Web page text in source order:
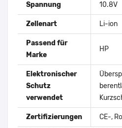
Spannung 10.8V
Zellenart Li-ion
Passend für
Marke
HP
Elektronischer
Schutz
verwendet
Zertifizierungen
CE-,